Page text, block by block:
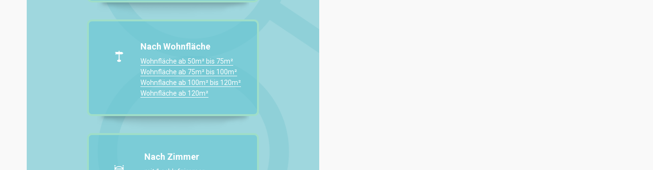
Nach Wohnfläche
Wohnfläche ab 50m² bis 75m²
Wohnfläche ab 75m² bis 100m²
Wohnfläche ab 100m² bis 120m²
Wohnfläche ab 120m²
Nach Zimmer